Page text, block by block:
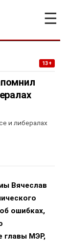
☰
13+
и либералах
Вячеслав
ошибках,
главы МЭР,